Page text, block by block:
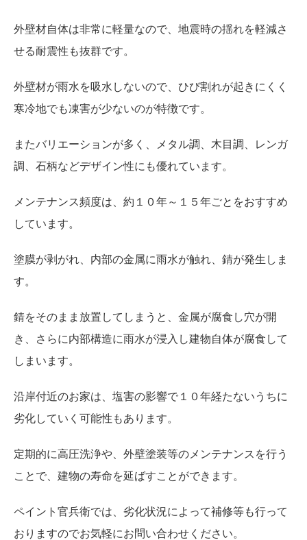
外壁材自体は非常に軽量なので、地震時の揺れを軽減さ
せる耐震性も抜群です。
外壁材が雨水を吸水しないので、ひび割れが起きにくく
寒冷地でも凍害が少ないのが特徴です。
またバリエーションが多く、メタル調、木目調、レンガ
調、石柄などデザイン性にも優れています。
メンテナンス頻度は、約１０年～１５年ごとをおすすめ
しています。
塗膜が剥がれ、内部の金属に雨水が触れ、錆が発生しま
す。
錆をそのまま放置してしまうと、金属が腐食し穴が開
き、さらに内部構造に雨水が浸入し建物自体が腐食して
しまいます。
沿岸付近のお家は、塩害の影響で１０年経たないうちに
劣化していく可能性もあります。
定期的に高圧洗浄や、外壁塗装等のメンテナンスを行う
ことで、建物の寿命を延ばすことができます。
ペイント官兵衛では、劣化状況によって補修等も行って
おりますのでお気軽にお問い合わせください。